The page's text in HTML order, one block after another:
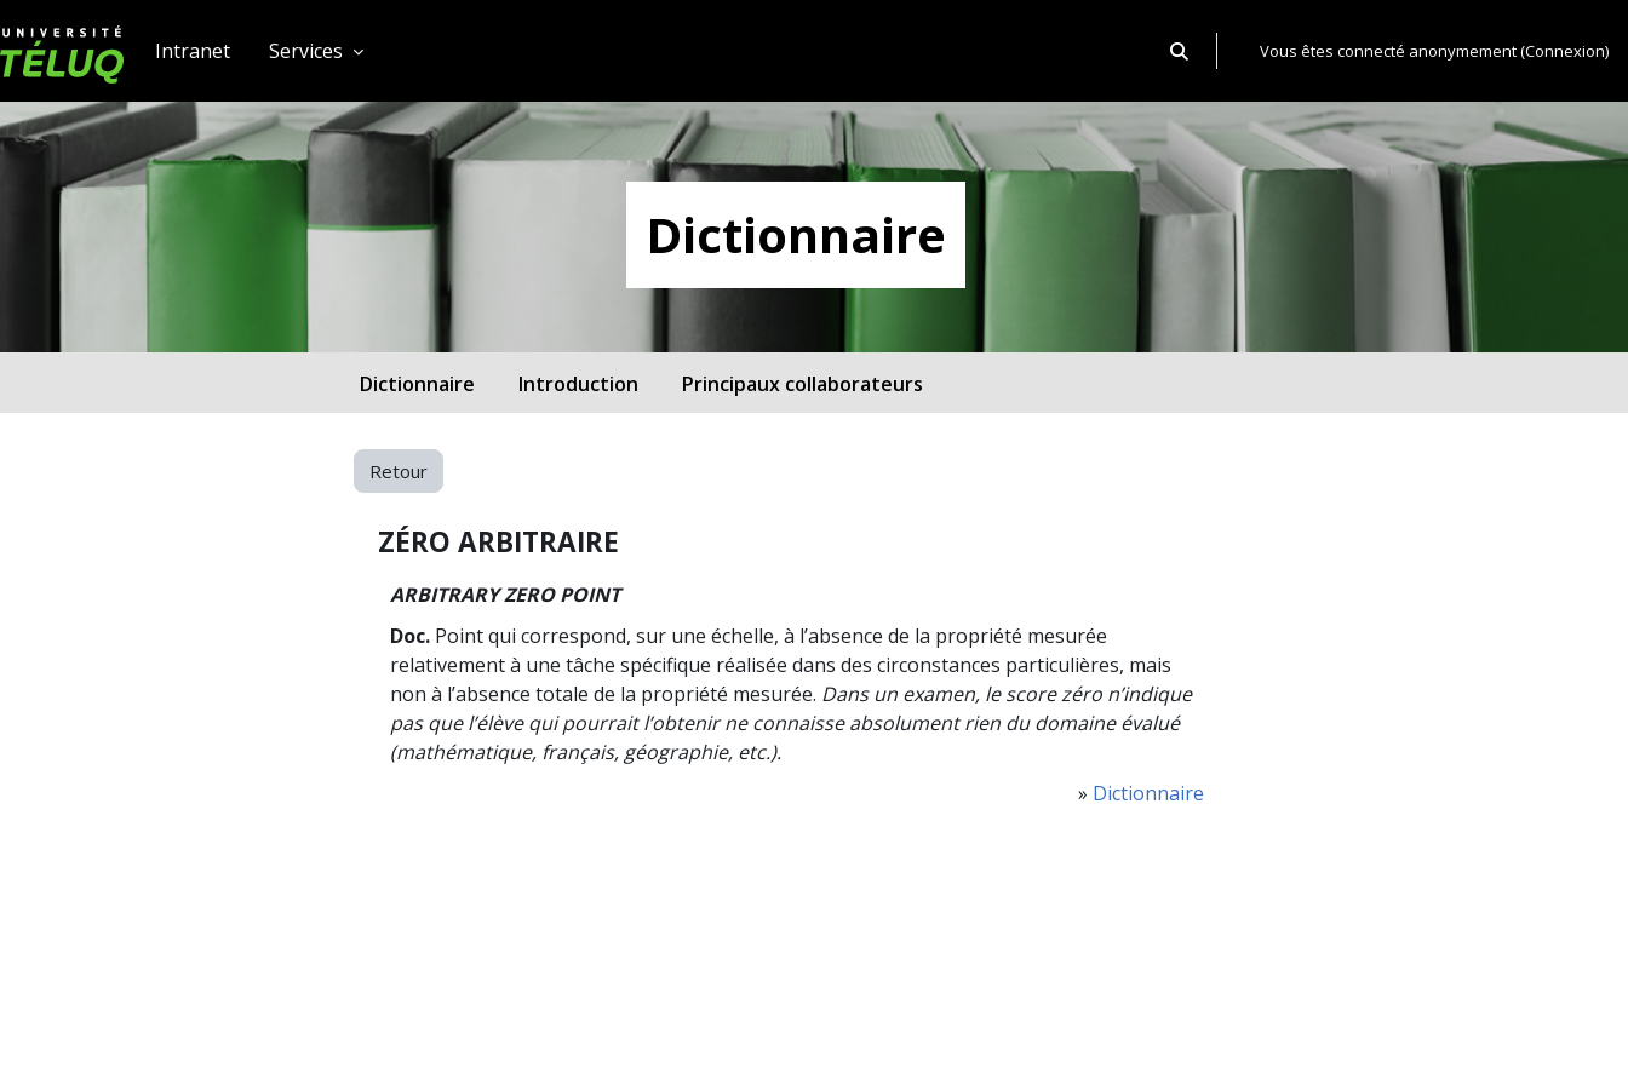
Université TÉLUQIntranet Services Activer/désactiver la saisie de recherche
Vous êtes connecté anonymement (Connexion)
Dictionnaire
Introduction
Dictionnaire Principaux collaborateurs
Retour
ZÉRO ARBITRAIRE
ARBITRARY ZERO POINT
Doc. Point qui correspond, sur une échelle, à l’absence de la propriété mesurée
relativement à une tâche spécifique réalisée dans des circonstances particulières, mais
non à l’absence totale de la propriété mesurée. Dans un examen, le score zéro n’indique
pas que l’élève qui pourrait l’obtenir ne connaisse absolument rien du domaine évalué
(mathématique, français, géographie, etc.).
» Dictionnaire